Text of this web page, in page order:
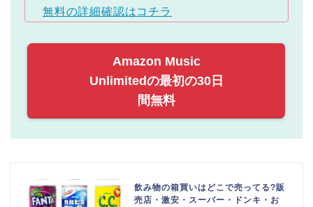
無料の詳細確認はコチラ
Amazon Music
Unlimitedの最初の30日
間無料
飲み物の箱買いはどこで売ってる?販
売店・激安・スーパー・ドンキ・お